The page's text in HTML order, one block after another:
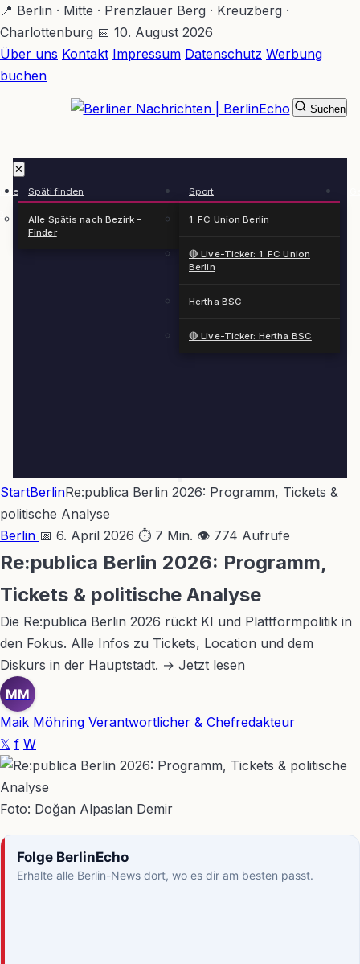
Zum
Hauptinhalt
springen
📍 Berlin · Mitte · Prenzlauer Berg · Kreuzberg ·
Charlottenburg 📅 10. August 2026
Über uns Kontakt Impressum Datenschutz Werbung
buchen
✕
Späti finden
Alle Spätis nach Bezirk –
Finder
Sport
1. FC Union Berlin
🔴 Live-Ticker: 1. FC Union
Berlin
Hertha BSC
🔴 Live-Ticker: Hertha BSC
Suchen
StartBerlinRe:publica Berlin 2026: Programm, Tickets &
politische Analyse
Berlin 📅 6. April 2026 ⏱ 7 Min. 👁 774 Aufrufe
Re:publica Berlin 2026: Programm,
Tickets & politische Analyse
Die Re:publica Berlin 2026 rückt KI und Plattformpolitik in
den Fokus. Alle Infos zu Tickets, Location und dem
Diskurs in der Hauptstadt. → Jetzt lesen
MM
Maik Möhring Verantwortlicher & Chefredakteur
𝕏 f W
Foto: Doğan Alpaslan Demir
Folge BerlinEcho
Erhalte alle Berlin-News dort, wo es dir am besten passt.